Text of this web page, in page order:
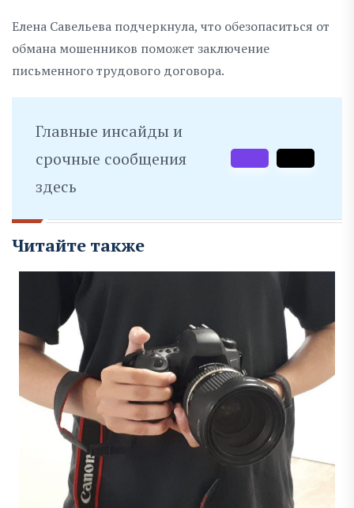
Елена Савельева подчеркнула, что обезопаситься от
обмана мошенников поможет заключение
письменного трудового договора.
Главные инсайды и
срочные сообщения
здесь
Читайте также